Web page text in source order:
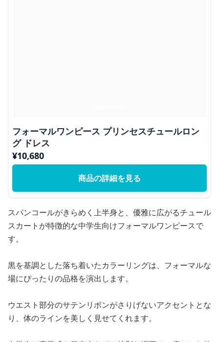
フォーマルワンピース プリンセスチュールロン
グ ドレス
¥10,680
商品の詳細を見る
スパンコールがきらめく上半身と、優雅に広がるチュール
スカートが特徴的な中学生向けフォーマルワンピースで
す。
黒を基調とした落ち着いたカラーリングは、フォーマルな
場にぴったりの品格を演出します。
ウエスト部分のサテンリボンがさりげないアクセントとな
り、体のラインを美しく見せてくれます。